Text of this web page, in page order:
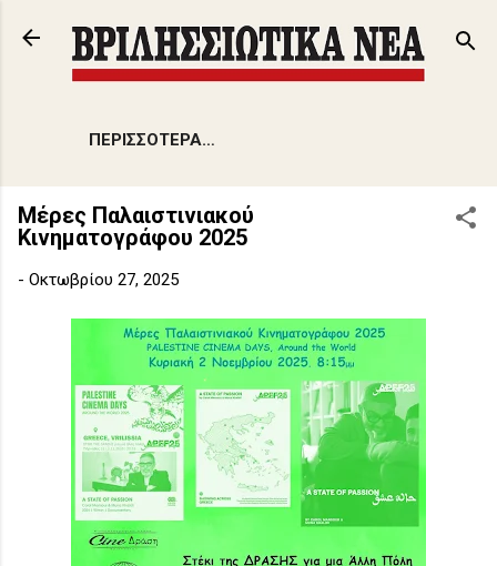
Μετάβαση στο κύριο περιεχόμενο
ΠΕΡΙΣΣΌΤΕΡΑ…
Μέρες Παλαιστινιακού
Κινηματογράφου 2025
- Οκτωβρίου 27, 2025